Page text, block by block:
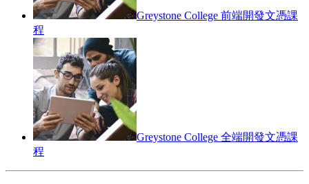
Greystone College 前端開發文憑課
程
Greystone College 全端開發文憑課
程